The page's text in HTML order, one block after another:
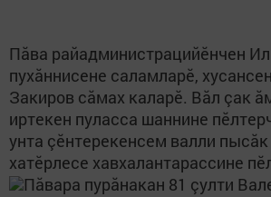
Пăва райадминистрацийӗнчен
пухăннисене саламларӗ,
Закиров сăмах каларӗ. Вăл çак
иртекен пуласса шаннине
унта çӗнтерекенсем валли
хатӗрлесе хавхалантарассине
Пăвара пурăнакан 81 çулти